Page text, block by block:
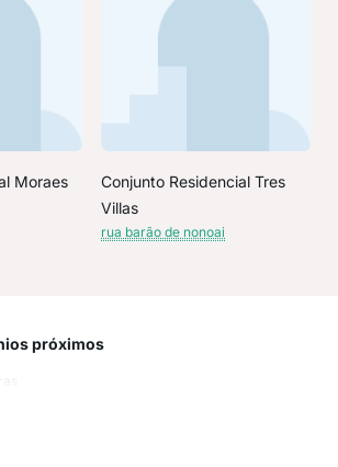
Moraes
Conjunto Residencial Tres
Villas
rua barão de nonoai
próximos